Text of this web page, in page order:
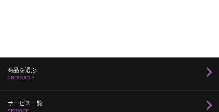
商品を選ぶ
PRODUCTS
サービス一覧
SERVICE